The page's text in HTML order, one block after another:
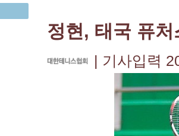
정현, 태국 퓨
| 기사입력